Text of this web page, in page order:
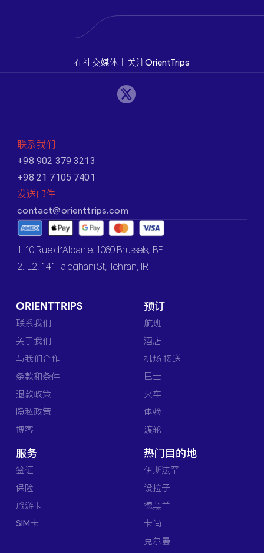
在社交媒体上关注OrientTrips
联系我们
+98 902 379 3213
+98 21 7105 7401
发送邮件
contact@orienttrips.com
1. 10 Rue d’Albanie, 1060 Brussels, BE
2. L2, 141 Taleghani St, Tehran, IR
ORIENTTRIPS
联系我们
关于我们
与我们合作
条款和条件
退款政策
隐私政策
博客
预订
航班
酒店
机场 接送
巴士
火车
体验
渡轮
服务
签证
保险
旅游卡
SIM卡
热门目的地
伊斯法罕
设拉子
德黑兰
卡尚
克尔曼